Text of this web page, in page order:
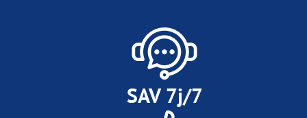
SAV 7j/7